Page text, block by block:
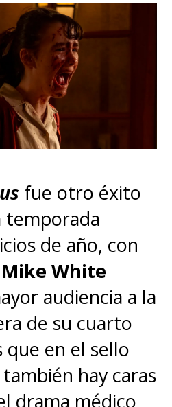
fue otro éxito
temporada
de año, con
Mike White
audiencia a la
de su cuarto
en el sello
también hay caras
drama médico